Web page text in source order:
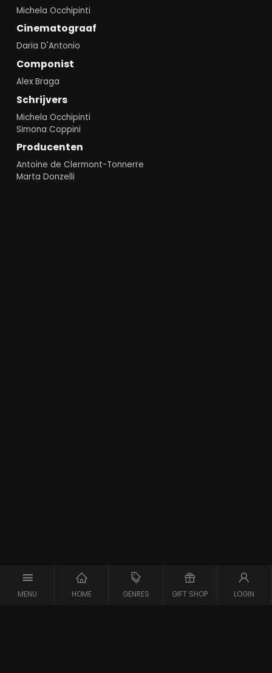
MENU HOME GENRES GIFT SHOP LOGIN
Michela Occhipinti
Cinematograaf
Daria D'Antonio
Componist
Alex Braga
Schrijvers
Michela Occhipinti
Simona Coppini
Producenten
Antoine de Clermont-Tonnerre
Marta Donzelli